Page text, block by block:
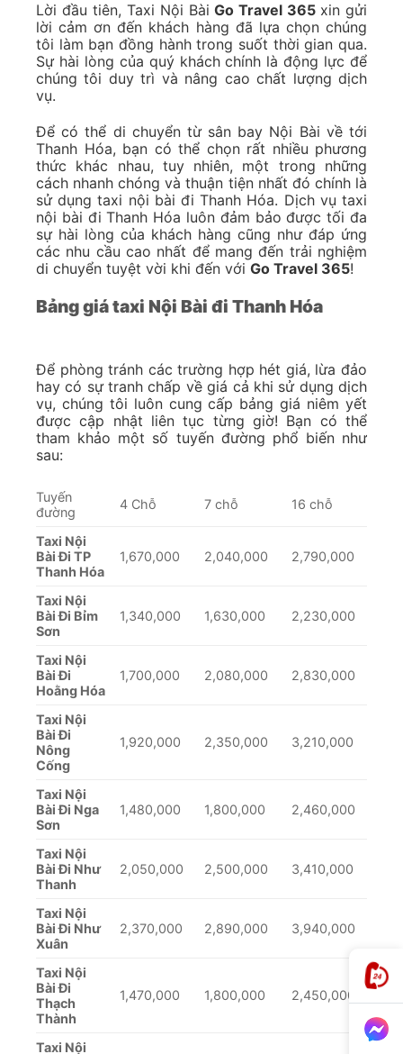
Lời đầu tiên, Taxi Nội BàiGo Travel 365 xin gửi
lời cảm ơn đến khách hàng đã lựa chọn chúng
tôi làm bạn đồng hành trong suốt thời gian qua.
Sự hài lòng của quý khách chính là động lực để
chúng tôi duy trì và nâng cao chất lượng dịch
vụ.
Để có thể di chuyển từ sân bay Nội Bài về tới
Thanh Hóa, bạn có thể chọn rất nhiều phương
thức khác nhau, tuy nhiên, một trong những
cách nhanh chóng và thuận tiện nhất đó chính là
sử dụng taxi nội bài đi Thanh Hóa. Dịch vụ taxi
nội bài đi Thanh Hóa luôn đảm bảo được tối đa
sự hài lòng của khách hàng cũng như đáp ứng
các nhu cầu cao nhất để mang đến trải nghiệm
di chuyển tuyệt vời khi đến với Go Travel 365!
Bảng giá taxi Nội Bài đi Thanh Hóa
Để phòng tránh các trường hợp hét giá, lừa đảo
hay có sự tranh chấp về giá cả khi sử dụng dịch
vụ, chúng tôi luôn cung cấp bảng giá niêm yết
được cập nhật liên tục từng giờ! Bạn có thể
tham khảo một số tuyến đường phổ biến như
sau:
Tuyến
đường
4 Chỗ 7 chỗ 16 chỗ
Taxi Nội
Bài Đi TP
Thanh Hóa
1,670,000 2,040,000 2,790,000
Taxi Nội
Bài Đi Bỉm
Sơn
1,340,000 1,630,000 2,230,000
Taxi Nội
Bài Đi
Hoằng Hóa
1,700,000 2,080,000 2,830,000
Taxi Nội
Bài Đi
Nông
Cống
1,920,000 2,350,000 3,210,000
Taxi Nội
Bài Đi Nga
Sơn
1,480,000 1,800,000 2,460,000
Taxi Nội
Bài Đi Như
Thanh
2,050,000 2,500,000 3,410,000
Taxi Nội
Bài Đi Như
Xuân
2,370,000 2,890,000 3,940,000
Taxi Nội
Bài Đi
Thạch
Thành
1,470,000 1,800,000 2,450,000
Taxi Nội